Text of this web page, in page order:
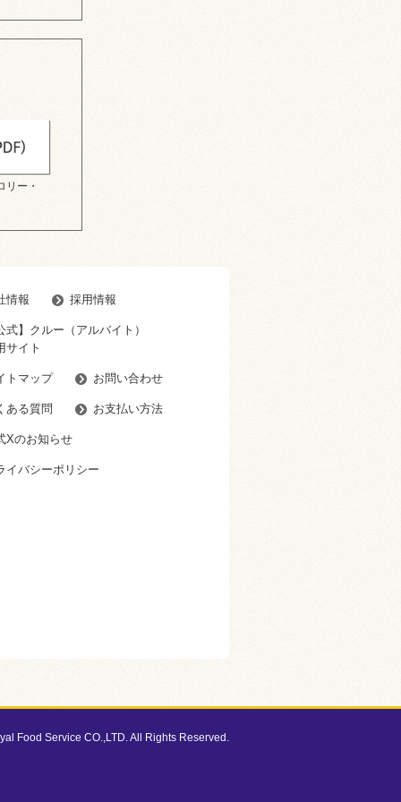
リー・
情報 採用情報
式】クルー（アルバイト）
サイト
トマップ お問い合わせ
ある質問 お支払い方法
Xのお知らせ
イバシーポリシー
Food Service CO.,LTD. All Rights Reserved.